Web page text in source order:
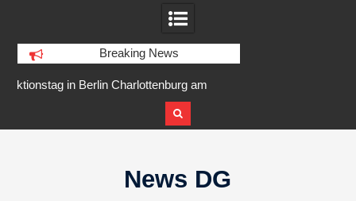
Breaking News
am
IFA 2026 Audio wird größer,
internationaler und vielfältiger
News DG